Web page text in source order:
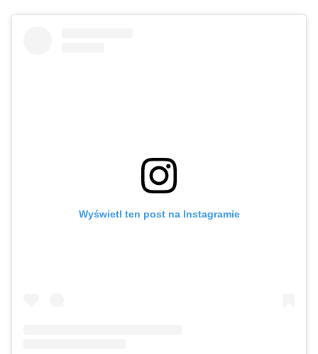
Wyświetl ten post na Instagramie